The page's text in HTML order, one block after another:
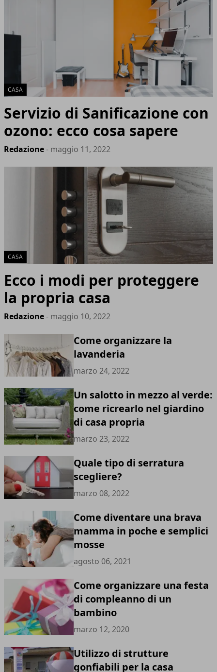
CASA
Servizio di Sanificazione con
ozono: ecco cosa sapere
Redazione- maggio 11, 2022
CASA
Ecco i modi per proteggere
la propria casa
Redazione- maggio 10, 2022
Come organizzare la
lavanderia
marzo 24, 2022
Un salotto in mezzo al verde:
come ricrearlo nel giardino
di casa propria
marzo 23, 2022
Quale tipo di serratura
scegliere?
marzo 08, 2022
Come diventare una brava
mamma in poche e semplici
mosse
agosto 06, 2021
Come organizzare una festa
di compleanno di un
bambino
marzo 12, 2020
Utilizzo di strutture
gonfiabili per la casa